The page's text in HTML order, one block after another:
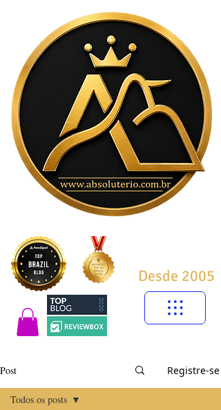
Desde 2005
Post Registre-se
Todos os posts